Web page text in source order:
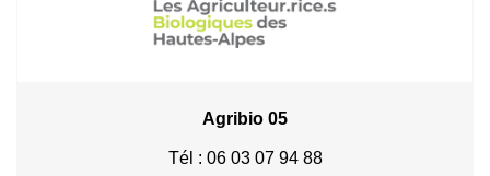
Agribio 05
Tél : 06 03 07 94 88